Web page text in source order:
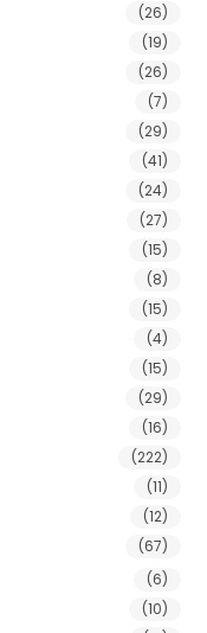
(26)
(19)
(26)
(7)
(29)
(41)
(24)
(27)
(15)
(8)
(15)
(4)
(15)
(29)
(16)
(222)
(11)
(12)
(67)
(6)
(10)